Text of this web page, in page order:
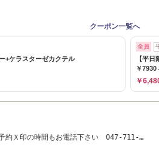
クーポン一覧へ
+ケラスターゼカクテル
全員
【平
￥
￥
約Ｘ印の時間もお電話下さい 047-711-